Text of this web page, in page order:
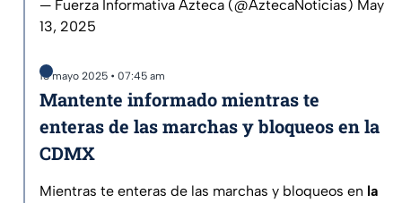
— Fuerza Informativa Azteca (@AztecaNoticias) May
13, 2025
13 mayo 2025 • 07:45 am
Mantente informado mientras te
enteras de las marchas y bloqueos en la
CDMX
Mientras te enteras de las marchas y bloqueos en la